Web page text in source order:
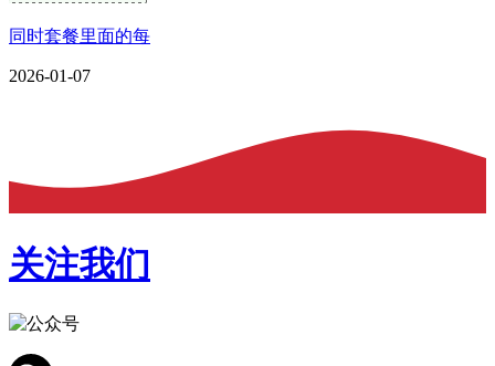
同时套餐里面的每
2026-01-07
关注我们